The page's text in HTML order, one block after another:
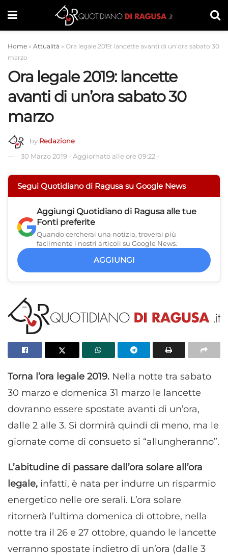
Home » Attualità » Ora legale 2019: lancette avanti di un’ora sabato 30
marzo
Ora legale 2019: lancette
avanti di un’ora sabato 30
marzo
by Redazione
30 Marzo 2019 - Aggiornato alle ore 09:22 -
Segui Quotidiano di Ragusa su Google News
Aggiungi Quotidiano di Ragusa alle tue
Fonti preferite
Quando cercherai una notizia, troverai più
facilmente i nostri articoli su Google News.
AGGIUNGI
Torna l’ora legale 2019. Nella notte tra sabato
30 marzo e domenica 31 marzo le lancette
dovranno essere spostate avanti di un’ora,
dalle 2 alle 3. Si dormirà quindi di meno, ma le
giornate come di consueto si “allungheranno”.
L’abitudine di passare dall’ora solare all’ora
legale, infatti, è nata per indurre un risparmio
energetico nelle ore serali. L’ora solare
ritornerà l’ultima domenica di ottobre, nella
notte tra il 26 e 27 ottobre, quando le lancette
verranno spostate indietro di un’ora (dalle 3